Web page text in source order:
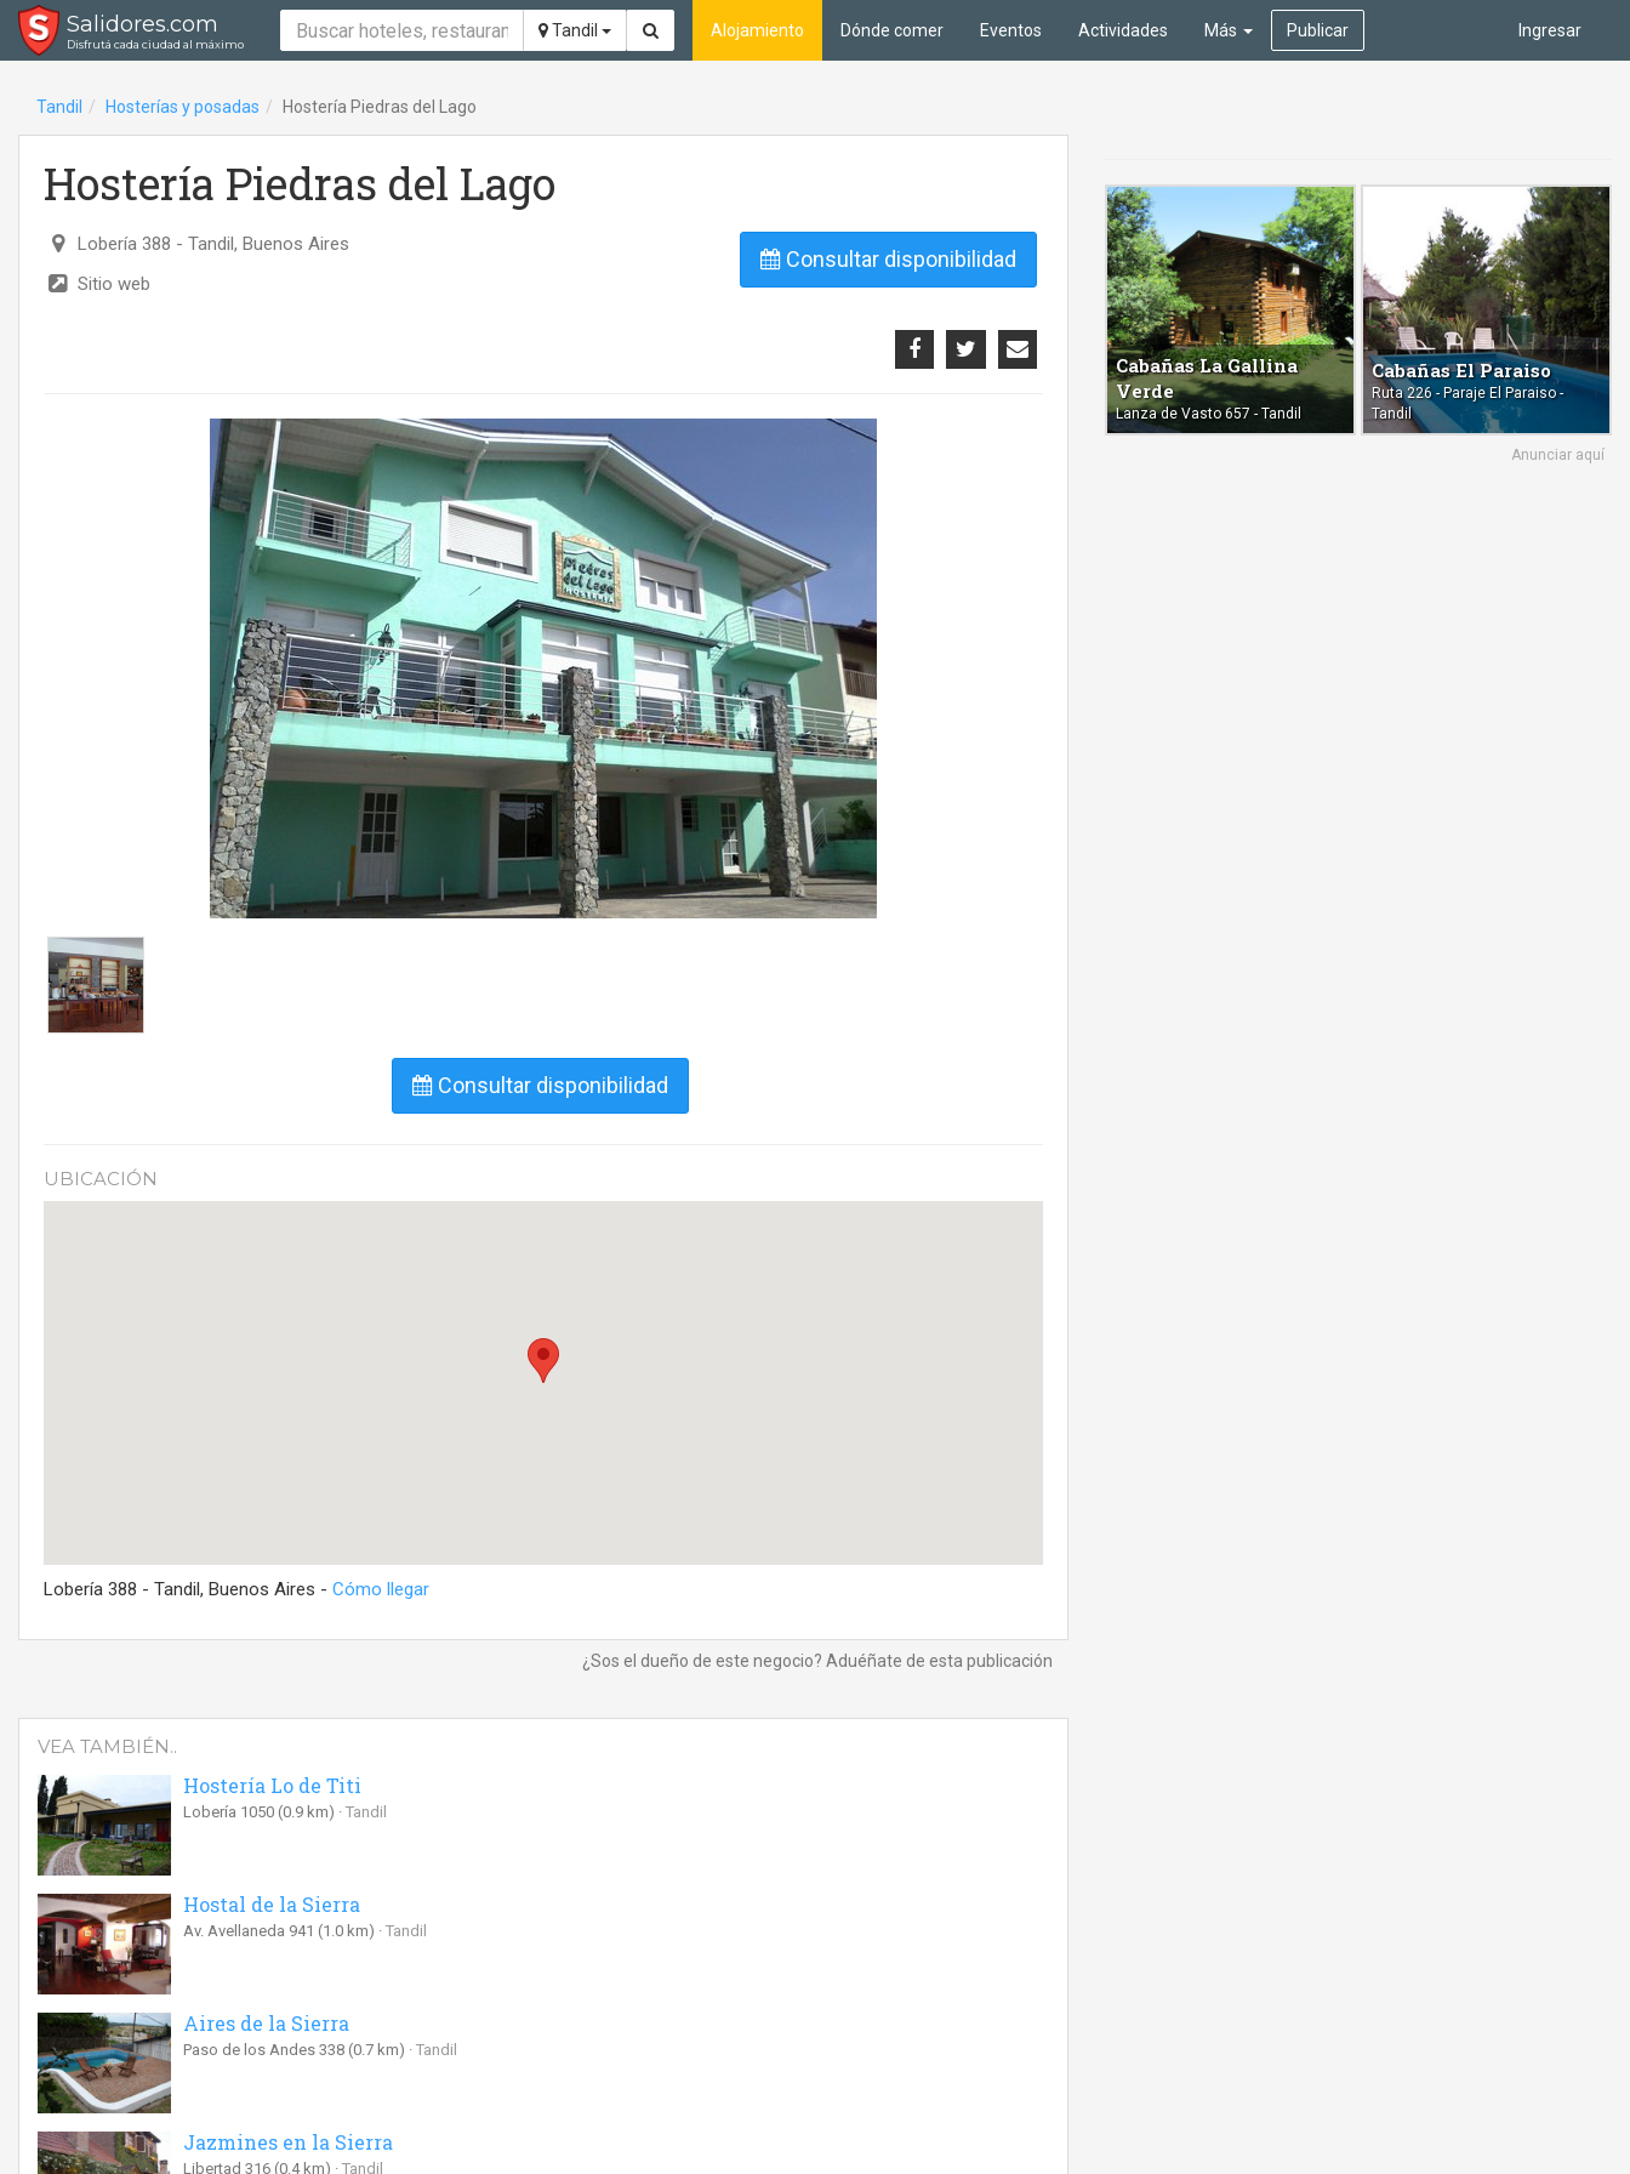
Salidores.com
Disfrutá cada ciudad al máximo
Tandil Ingresar
Alojamiento Dónde comer Eventos Actividades Más Publicar
Tandil Hosterías y posadas Hostería Piedras del Lago
Hostería Piedras del Lago
Lobería 388 - Tandil, Buenos Aires
Sitio web
Consultar disponibilidad
Consultar disponibilidad
UBICACIÓN
Lobería 388 - Tandil, Buenos Aires - Cómo llegar
¿Sos el dueño de este negocio? Aduéñate de esta publicación
VEA TAMBIÉN..
Hostería Lo de Titi
Lobería 1050 (0.9 km) Tandil
Hostal de la Sierra
Av. Avellaneda 941 (1.0 km) Tandil
Aires de la Sierra
Paso de los Andes 338 (0.7 km) Tandil
Jazmines en la Sierra
Libertad 316 (0.4 km) Tandil
Cabañas La Gallina
Verde
Lanza de Vasto 657 - Tandil
Cabañas El Paraiso
Ruta 226 - Paraje El Paraiso -
Tandil
Anunciar aquí